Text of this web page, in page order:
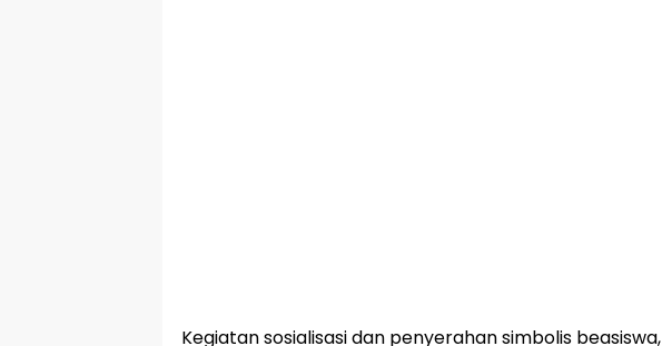
Kegiatan sosialisasi dan penyerahan simbolis beasiswa,